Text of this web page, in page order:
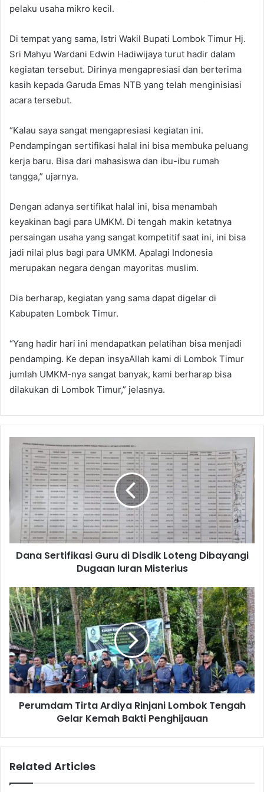
pelaku usaha mikro kecil.
Di tempat yang sama, Istri Wakil Bupati Lombok Timur Hj.
Sri Mahyu Wardani Edwin Hadiwijaya turut hadir dalam
kegiatan tersebut. Dirinya mengapresiasi dan berterima
kasih kepada Garuda Emas NTB yang telah menginisiasi
acara tersebut.
“Kalau saya sangat mengapresiasi kegiatan ini.
Pendampingan sertifikasi halal ini bisa membuka peluang
kerja baru. Bisa dari mahasiswa dan ibu-ibu rumah
tangga,” ujarnya.
Dengan adanya sertifikat halal ini, bisa menambah
keyakinan bagi para UMKM. Di tengah makin ketatnya
persaingan usaha yang sangat kompetitif saat ini, ini bisa
jadi nilai plus bagi para UMKM. Apalagi Indonesia
merupakan negara dengan mayoritas muslim.
Dia berharap, kegiatan yang sama dapat digelar di
Kabupaten Lombok Timur.
“Yang hadir hari ini mendapatkan pelatihan bisa menjadi
pendamping. Ke depan insyaAllah kami di Lombok Timur
jumlah UMKM-nya sangat banyak, kami berharap bisa
dilakukan di Lombok Timur,” jelasnya.
Dana Sertifikasi Guru di Disdik Loteng Dibayangi
Dugaan Iuran Misterius
Perumdam Tirta Ardiya Rinjani Lombok Tengah
Gelar Kemah Bakti Penghijauan
Related Articles